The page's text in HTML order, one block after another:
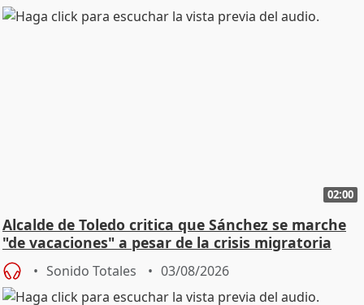
02:00
Alcalde de Toledo critica que Sánchez se marche
"de vacaciones" a pesar de la crisis migratoria
Sonido Totales 03/08/2026